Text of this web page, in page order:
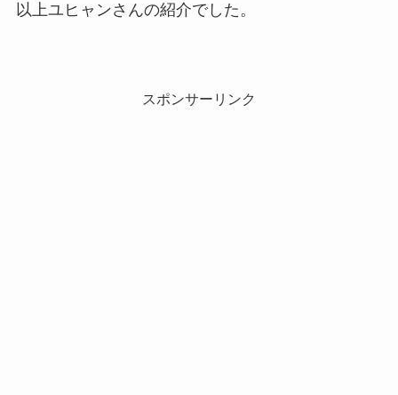
以上ユヒャンさんの紹介でした。
スポンサーリンク